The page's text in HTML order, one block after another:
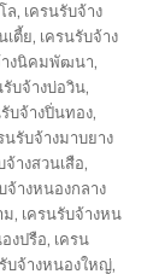
ล, เครนรับจ้าง
เตี้ย, เครนรับจ้าง
างนิคมพัฒนา,
รับจ้างบ่อวิน,
บจ้างปิ่นทอง,
นรับจ้างมาบยาง
จ้างสวนเสือ,
จ้างหนองกลาง
ม, เครนรับจ้างหน
งปรือ, เครน
บจ้างหนองใหญ่,